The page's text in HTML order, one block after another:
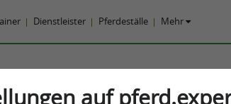
auf
Dienstleister Pferdeställe Mehr